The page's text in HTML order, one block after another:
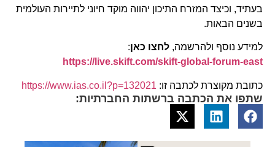
בעתיד, וכיצד המזרח התיכון יהווה מוקד חיוני לתיירות העולמית
בשנים הבאות.
למידע נוסף ולהרשמה, לחצו כאן:
https://live.skift.com/skift-global-forum-east
כתובת מקוצרת לכתבה זו: https://www.ias.co.il?p=132021
שתפו את הכתבה ברשתות החברתיות: